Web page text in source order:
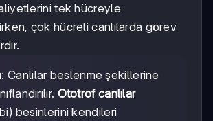
tek hücreyle
çok hücreli canlılarda görev
: Canlılar beslenme şekillerine
Ototrof canlılar
besinlerini kendileri